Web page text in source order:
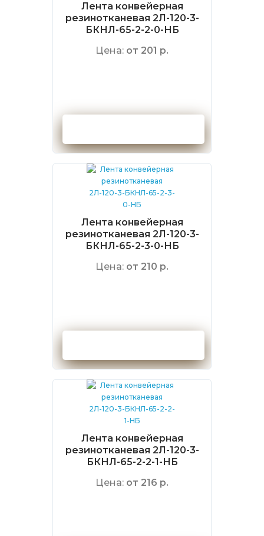
Лента конвейерная
резинотканевая 2Л-120-3-
БКНЛ-65-2-2-0-НБ
Цена: от 201 р.
Лента конвейерная
резинотканевая 2Л-120-3-
БКНЛ-65-2-3-0-НБ
Цена: от 210 р.
Лента конвейерная
резинотканевая 2Л-120-3-
БКНЛ-65-2-2-1-НБ
Цена: от 216 р.